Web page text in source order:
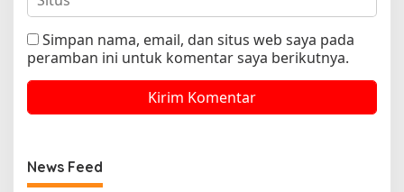
Simpan nama, email, dan situs web saya pada
peramban ini untuk komentar saya berikutnya.
News Feed